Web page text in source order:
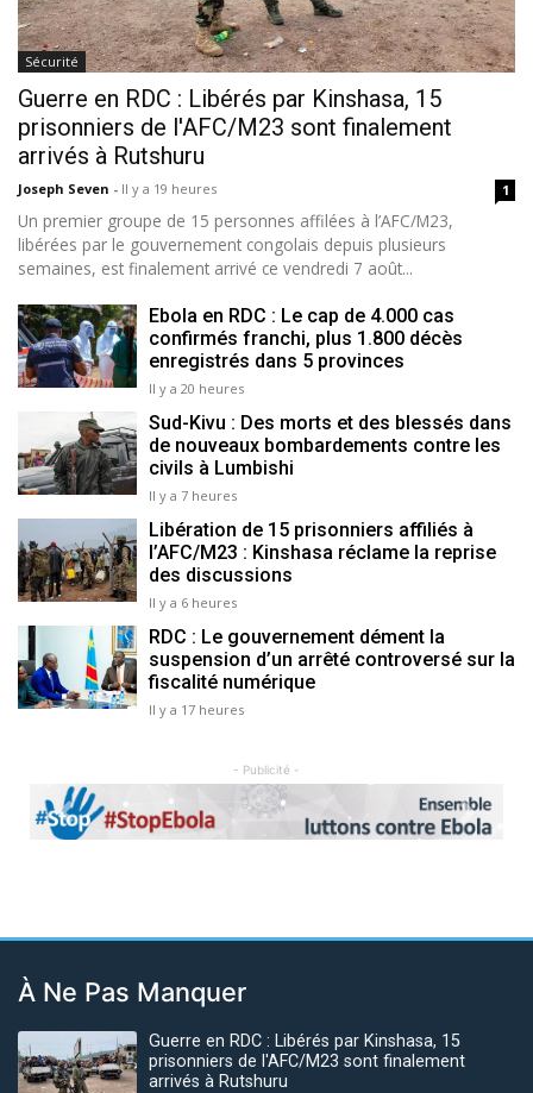
Sécurité
Guerre en RDC : Libérés par Kinshasa, 15
prisonniers de l'AFC/M23 sont finalement
arrivés à Rutshuru
Joseph Seven - Il y a 19 heures 1
Un premier groupe de 15 personnes affilées à l’AFC/M23,
libérées par le gouvernement congolais depuis plusieurs
semaines, est finalement arrivé ce vendredi 7 août...
Ebola en RDC : Le cap de 4.000 cas
confirmés franchi, plus 1.800 décès
enregistrés dans 5 provinces
Il y a 20 heures
Sud-Kivu : Des morts et des blessés dans
de nouveaux bombardements contre les
civils à Lumbishi
Il y a 7 heures
Libération de 15 prisonniers affiliés à
l’AFC/M23 : Kinshasa réclame la reprise
des discussions
Il y a 6 heures
RDC : Le gouvernement dément la
suspension d’un arrêté controversé sur la
fiscalité numérique
Il y a 17 heures
- Publicité -
Previous Next
À Ne Pas Manquer
Guerre en RDC : Libérés par Kinshasa, 15
prisonniers de l'AFC/M23 sont finalement
arrivés à Rutshuru